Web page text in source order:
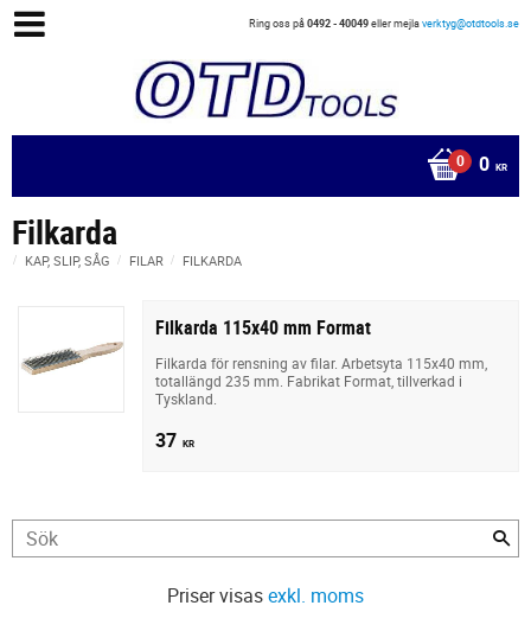
Ring oss på0492 - 40049eller mejlaverktyg@otdtools.se
0 KR
Filkarda
KAP, SLIP, SÅG FILAR FILKARDA
Filkarda 115x40 mm Format
Filkarda för rensning av filar. Arbetsyta 115x40 mm,
totallängd 235 mm. Fabrikat Format, tillverkad i
Tyskland.
37 KR
Priser visasexkl. moms